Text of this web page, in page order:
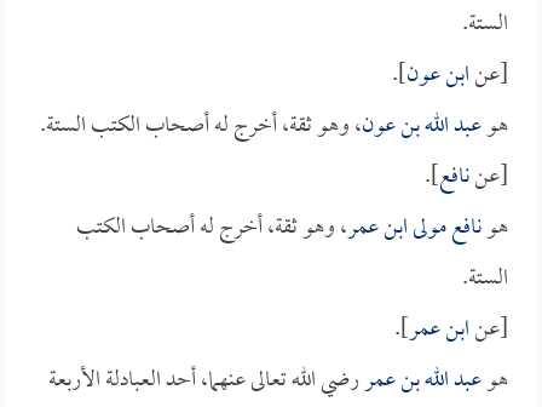
الستة.
[عنابن عون].
هوعبد الله بن عون، وهو ثقة، أخرج له أصحاب الكتب الستة.
[عننافع].
هونافع مولى ابن عمر، وهو ثقة، أخرج له أصحاب الكتب
الستة.
[عنابن عمر].
هوعبد الله بن عمررضي الله تعالى عنهما، أحد العبادلة الأربعة